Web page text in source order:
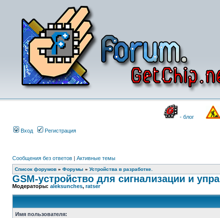
- блог
Вход Регистрация
Сообщения без ответов | Активные темы
Список форумов » Форумы » Устройства в разработке.
GSM-устройство для сигнализации и
Модераторы: aleksunches, ratser
Имя пользователя: